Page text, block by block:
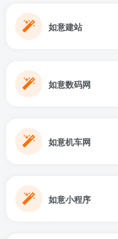
如意建站
如意数码网
如意机车网
如意小程序